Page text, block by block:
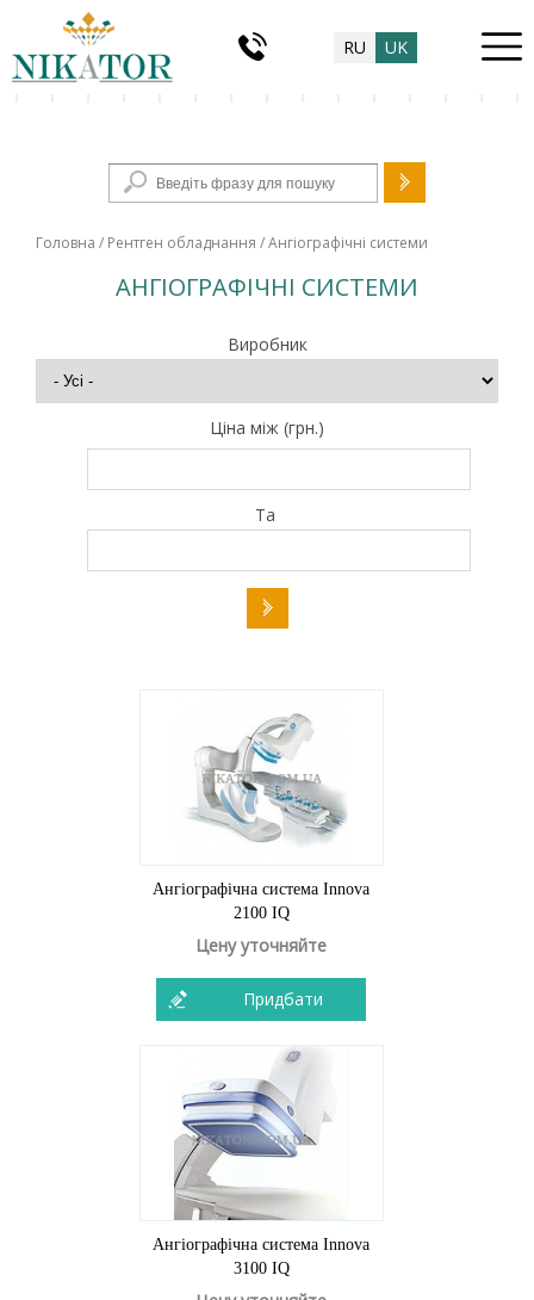
RU UK
Пошукова форма
Головна / Рентген обладнання / Ангіографічні системи
АНГІОГРАФІЧНІ СИСТЕМИ
Виробник
Ціна між (грн.)
Та
Ангіографічна система Innova
2100 IQ
Цену уточняйте
Придбати
Ангіографічна система Innova
3100 IQ